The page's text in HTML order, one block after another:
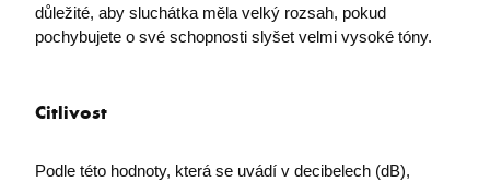
důležité, aby sluchátka měla velký rozsah, pokud
pochybujete o své schopnosti slyšet velmi vysoké tóny.
Citlivost
Podle této hodnoty, která se uvádí v decibelech (dB),
premocz.eu